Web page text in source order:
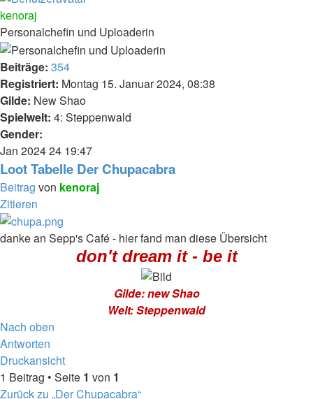
kenoraj
Personalchefin und Uploaderin
Beiträge: 354
Registriert: Montag 15. Januar 2024, 08:38
Gilde: New Shao
Spielwelt: 4: Steppenwald
Gender:
Jan 202424 19:47
Loot Tabelle Der Chupacabra
Beitrag von kenoraj
Zitieren
danke an Sepp's Café - hier fand man diese Übersicht
don't dream it - be it
Gilde: new Shao
Welt: Steppenwald
Nach oben
Antworten
Druckansicht
1 Beitrag • Seite 1 von 1
Zurück zu „Der Chupacabra“